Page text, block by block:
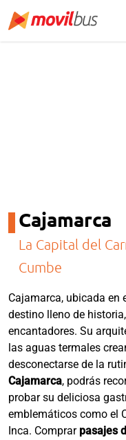
Cajamarca
La Capital del
Cumbe
Cajamarca, ubicada en
destino lleno de
encantadores. Su
las aguas termales
desconectarse de la
Cajamarca, podrás
probar su deliciosa
emblemáticos como el
Inca. Comprar pasajes